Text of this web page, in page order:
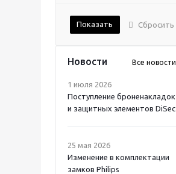
Показать Сбросить
Новости Все новости
1 июля 2026
Поступление броненакладок
и защитных элементов DiSec
25 мая 2026
Изменение в комплектации
замков Philips